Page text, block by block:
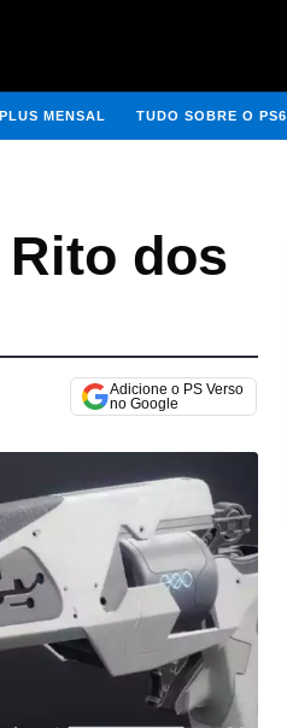
MENSAL TUDO SOBRE O PS6
dos
Adicione o PS Verso
no Google